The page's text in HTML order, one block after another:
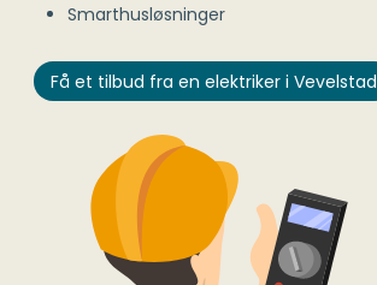
Smarthusløsninger
Få et tilbud fra en elektriker i Vevelstad